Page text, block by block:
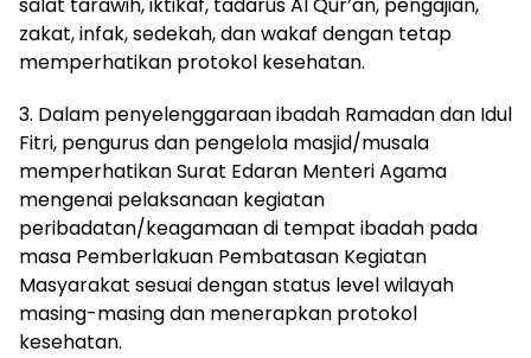
salat tarawih, iktikaf, tadarus Al Qur’an, pengajian,
zakat, infak, sedekah, dan wakaf dengan tetap
memperhatikan protokol kesehatan.
3. Dalam penyelenggaraan ibadah Ramadan dan Idul
Fitri, pengurus dan pengelola masjid/musala
memperhatikan Surat Edaran Menteri Agama
mengenai pelaksanaan kegiatan
peribadatan/keagamaan di tempat ibadah pada
masa Pemberlakuan Pembatasan Kegiatan
Masyarakat sesuai dengan status level wilayah
masing-masing dan menerapkan protokol
kesehatan.